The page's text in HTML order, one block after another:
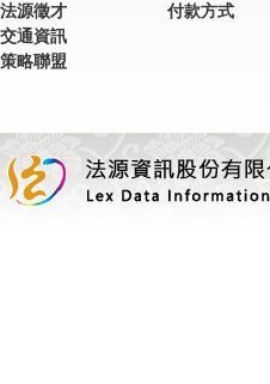
法源徵才
交通資訊
策略聯盟
付款方式